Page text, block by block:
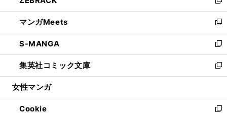
開
く
ウ
で
開
く
ン
ド
ウ
で
開
く
い
ウ
ィ
ン
ド
ウ
で
開
新
し
い
ウ
ィ
ン
ド
ウ
開
く
マンガMeets
新
し
い
ウ
ィ
ン
ウ
で
S-MANGA
新
し
い
ウ
ン
ド
集英社コミック文庫
新
し
ウ
ィ
女性マンガ
Cookie
新